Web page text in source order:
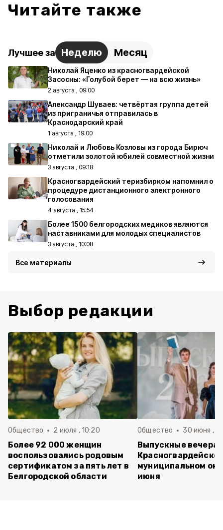
Читайте также
Лучшее за Неделю Месяц
Николай Яценко из красногвардейской
Засосны: «Голубой берет — на всю жизнь»
2 августа , 09:00
Александр Шуваев: четвёртая группа детей
из приграничья отправилась в
Краснодарский край
1 августа , 19:00
Николай и Любовь Козловы из города Бирюч
отметили золотой юбилей совместной жизни
3 августа , 09:18
Красногвардейский теризбирком напомнил о
процедуре дистанционного электронного
голосования
4 августа , 15:54
Более 1500 белгородских медиков являются
наставниками для молодых специалистов
3 августа , 10:08
Все материалы
Выбор редакции
Общество 2 июля , 10:20
Более 92 000 женщин
воспользовались родовым
сертификатом за пять лет в
Белгородской области
Общество 30 июня ,
Выпускные вечера
муниципальном
июня